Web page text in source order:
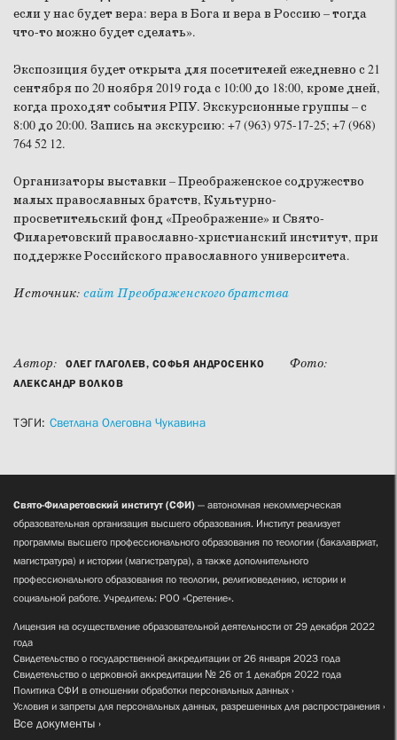
если у нас будет вера: вера в Бога и вера в Россию – тогда
что-то можно будет сделать».
Экспозиция будет открыта для посетителей ежедневно с 21
сентября по 20 ноября 2019 года с 10:00 до 18:00, кроме дней,
когда проходят события РПУ. Экскурсионные группы – с
8:00 до 20:00. Запись на экскурсию: +7 (963) 975-17-25; +7 (968)
764 52 12.
Организаторы выставки – Преображенское содружество
малых православных братств, Культурно-
просветительский фонд «Преображение» и Свято-
Филаретовский православно-христианский институт, при
поддержке Российского православного университета.
Источник: сайт Преображенского братства
Автор: ОЛЕГ ГЛАГОЛЕВ, СОФЬЯ АНДРОСЕНКО Фото:
АЛЕКСАНДР ВОЛКОВ
ТЭГИ: Светлана Олеговна Чукавина
Свято-Филаретовский институт (СФИ) — автономная некоммерческая
образовательная организация высшего образования. Институт реализует
программы высшего профессионального образования по теологии (бакалавриат,
магистратура) и истории (магистратура), а также дополнительного
профессионального образования по теологии, религиоведению, истории и
социальной работе. Учредитель: РОО «Сретение».
Лицензия на осуществление образовательной деятельности от 29 декабря 2022
года
Свидетельство о государственной аккредитации от 26 января 2023 года
Свидетельство о церковной аккредитации № 26 от 1 декабря 2022 года
Политика СФИ в отношении обработки персональных данных
Условия и запреты для персональных данных, разрешенных для распространения
Все документы